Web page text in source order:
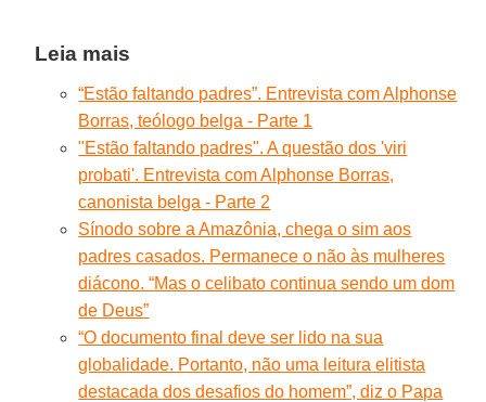
Leia mais
“Estão faltando padres”. Entrevista com Alphonse
Borras, teólogo belga - Parte 1
"Estão faltando padres". A questão dos 'viri
probati'. Entrevista com Alphonse Borras,
canonista belga - Parte 2
Sínodo sobre a Amazônia, chega o sim aos
padres casados. Permanece o não às mulheres
diácono. “Mas o celibato continua sendo um dom
de Deus”
“O documento final deve ser lido na sua
globalidade. Portanto, não uma leitura elitista
destacada dos desafios do homem”, diz o Papa